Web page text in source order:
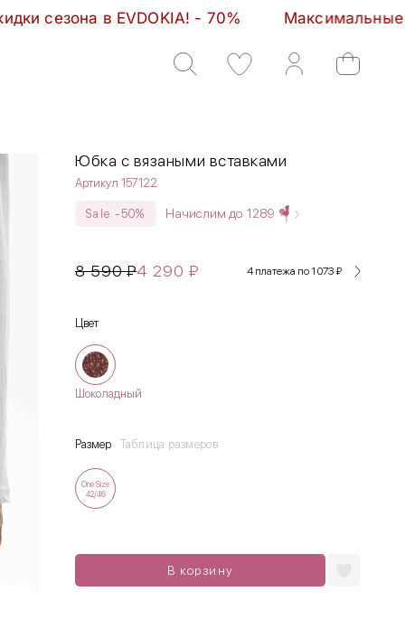
- 70%         Максимальные скидки сезона
Юбка с вязаными вставками
Артикул 157122
Sale -50% Начислим до 1289
8 590₽4 290 ₽ 4 платежа по 1 073 ₽
Цвет
Шоколадный
Размер Таблица размеров
One Size
42/46
В корзину